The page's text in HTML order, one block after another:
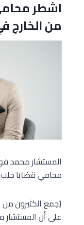
اشطر
من الخارج
المستشار محمد
محامي قضايا
يُجمع الكثيرون
على أن